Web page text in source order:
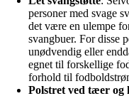
personer med svage
det være en ulempe
svangbuer. For disse
unødvendig eller
egnet til forskellige
forhold til
Polstret ved tæer og